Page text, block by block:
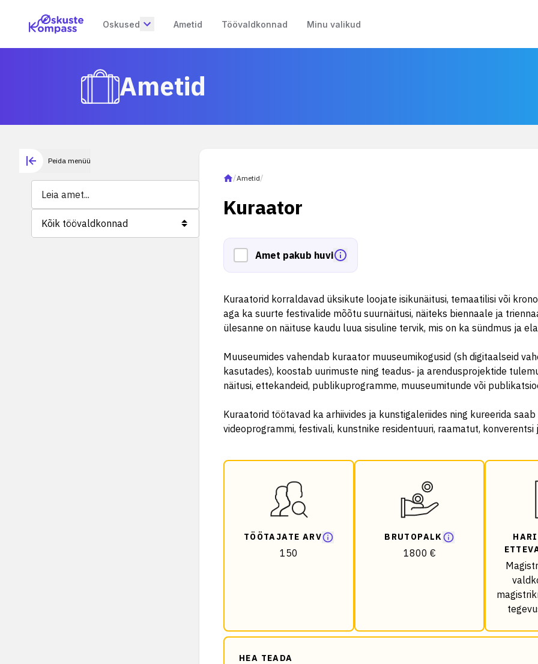
Oskused Ametid Töövaldkonnad Minu valikud
Ametid
Peida menüü
Kõik töövaldkonnad
/Ametid/
Kuraator
Amet pakub huvi
Kuraatorid korraldavad üksikute loojate isikunäitusi, temaatilisi või
aga ka suurte festivalide mõõtu suurnäitusi, näiteks biennaale ja
ülesanne on näituse kaudu luua sisuline tervik, mis on ka sündmus ja
Muuseumides vahendab kuraator muuseumikogusid (sh digitaalseid
kasutades), koostab uurimuste ning teadus‑ ja arendusprojektide
näitusi, ettekandeid, publikuprogramme, muuseumitunde või
Kuraatorid töötavad ka arhiivides ja kunstigaleriides ning kureerida
videoprogrammi, festivali, kunstnike residentuuri, raamatut, konverentsi
TÖÖTAJATE ARV
150
BRUTOPALK
1800 €
HEA TEADA